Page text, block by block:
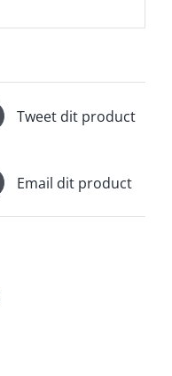
Tweet dit product
Email dit product